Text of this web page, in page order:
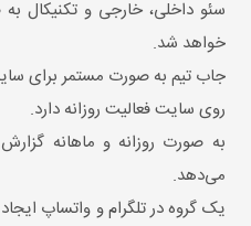
سئو داخلی، خارجی و تکنیکال
خواهد شد.
جاب تیم به صورت مستمر برای
روی سایت فعالیت روزانه دارد.
به صورت روزانه و ماهانه
می‌دهد.
یک گروه در تلگرام و واتساپ